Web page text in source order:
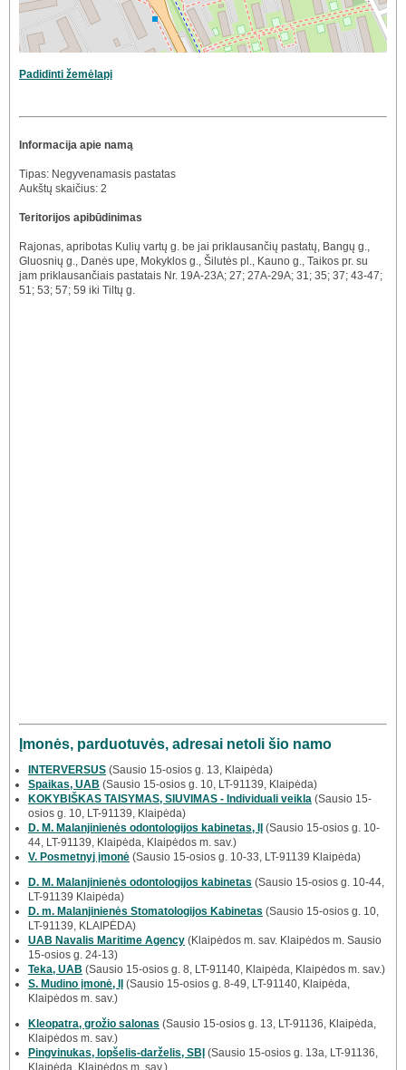
Padidinti žemėlapį
Informacija apie namą
Tipas: Negyvenamasis pastatas
Aukštų skaičius: 2
Teritorijos apibūdinimas
Rajonas, apribotas Kulių vartų g. be jai priklausančių pastatų, Bangų g.,
Gluosnių g., Danės upe, Mokyklos g., Šilutės pl., Kauno g., Taikos pr. su
jam priklausančiais pastatais Nr. 19A-23A; 27; 27A-29A; 31; 35; 37; 43-47;
51; 53; 57; 59 iki Tiltų g.
Įmonės, parduotuvės, adresai netoli šio namo
INTERVERSUS (Sausio 15-osios g. 13, Klaipėda)
Spaikas, UAB (Sausio 15-osios g. 10, LT-91139, Klaipėda)
KOKYBIŠKAS TAISYMAS, SIUVIMAS - Individuali veikla (Sausio 15-
osios g. 10, LT-91139, Klaipėda)
D. M. Malanjinienės odontologijos kabinetas, IĮ
(Sausio 15-osios g. 10-
44, LT-91139, Klaipėda, Klaipėdos m. sav.)
V. Posmetnyj įmonė (Sausio 15-osios g. 10-33, LT-91139 Klaipėda)
D. M. Malanjinienės odontologijos kabinetas (Sausio 15-osios g. 10-44,
LT-91139 Klaipėda)
D. m. Malanjinienės Stomatologijos Kabinetas (Sausio 15-osios g. 10,
LT-91139, KLAIPĖDA)
UAB Navalis Maritime Agency (Klaipėdos m. sav. Klaipėdos m. Sausio
15-osios g. 24-13)
Teka, UAB (Sausio 15-osios g. 8, LT-91140, Klaipėda, Klaipėdos m. sav.)
S. Mudino įmonė, IĮ
(Sausio 15-osios g. 8-49, LT-91140, Klaipėda,
Klaipėdos m. sav.)
Kleopatra, grožio salonas (Sausio 15-osios g. 13, LT-91136, Klaipėda,
Klaipėdos m. sav.)
Pingvinukas, lopšelis-darželis, SBĮ (Sausio 15-osios g. 13a, LT-91136,
Klaipėda, Klaipėdos m. sav.)